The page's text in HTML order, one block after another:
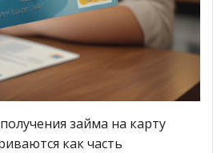
займа на карту
как часть